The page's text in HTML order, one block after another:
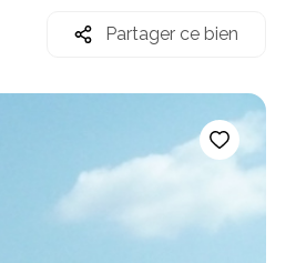
Partager ce bien